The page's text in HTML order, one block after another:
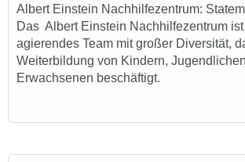
Albert Einstein Nachhilfezentrum:
Das Albert Einstein Nachhilfezentrum
agierendes Team mit großer Diversität,
Weiterbildung von Kindern,
Erwachsenen beschäftigt.